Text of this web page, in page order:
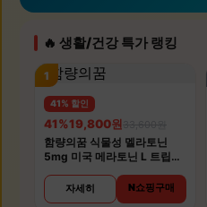
🔥 생활/건강 특가 랭킹
1
41% 할인
41%19,800원
함량의꿈 식물성 멜라토닌
5mg 미국 메라토닌 L 트립토
자세히 N쇼핑구매